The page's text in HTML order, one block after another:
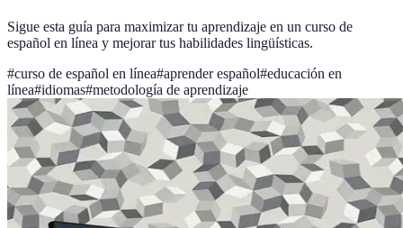
Sigue esta guía para maximizar tu aprendizaje en un curso de
español en línea y mejorar tus habilidades lingüísticas.
#curso de español en línea#aprender español#educación en
línea#idiomas#metodología de aprendizaje